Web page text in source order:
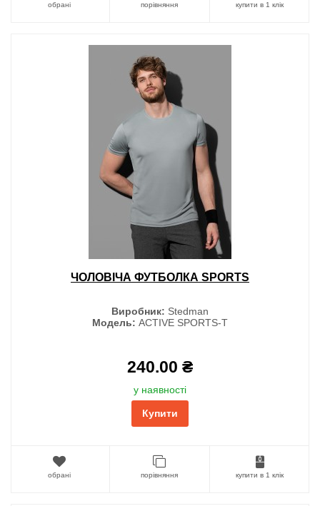
обрані порівняння купити в 1 клік
ЧОЛОВІЧА ФУТБОЛКА SPORTS
Виробник: Stedman
Модель: ACTIVE SPORTS-T
240.00 ₴
у наявності
Купити
обрані порівняння купити в 1 клік